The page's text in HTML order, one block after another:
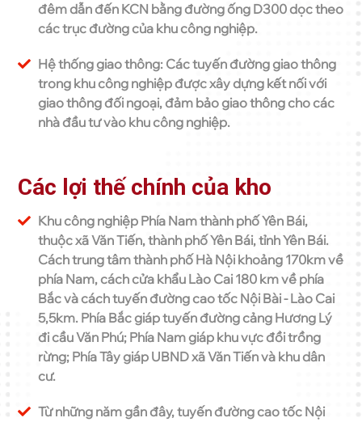
đêm dẫn đến KCN bằng đường ống D300 dọc theo
các trục đường của khu công nghiệp.
Hệ thống giao thông: Các tuyến đường giao thông
trong khu công nghiệp được xây dựng kết nối với
giao thông đối ngoại, đảm bảo giao thông cho các
nhà đầu tư vào khu công nghiệp.
Các lợi thế chính của kho
Khu công nghiệp Phía Nam thành phố Yên Bái,
thuộc xã Văn Tiến, thành phố Yên Bái, tỉnh Yên Bái.
Cách trung tâm thành phố Hà Nội khoảng 170km về
phía Nam, cách cửa khẩu Lào Cai 180 km về phía
Bắc và cách tuyến đường cao tốc Nội Bài - Lào Cai
5,5km. Phía Bắc giáp tuyến đường cảng Hương Lý
đi cầu Văn Phú; Phía Nam giáp khu vực đồi trồng
rừng; Phía Tây giáp UBND xã Văn Tiến và khu dân
cư.
Từ những năm gần đây, tuyến đường cao tốc Nội